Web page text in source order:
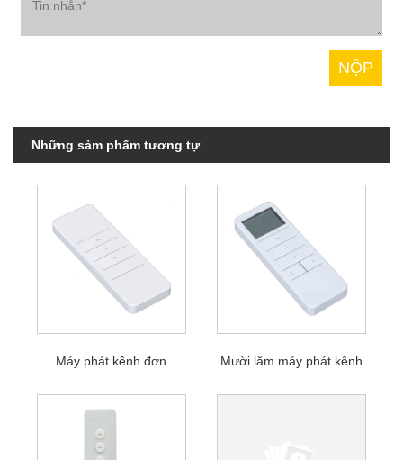
Những sảm phẩm tương tự
Máy phát kênh đơn Mười lăm máy phát kênh